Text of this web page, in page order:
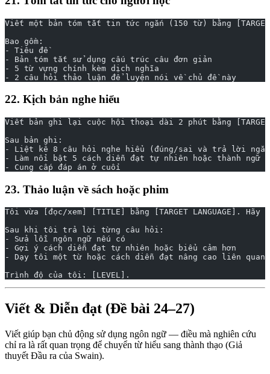
Viết một bản tóm tắt tin tức ngắn (150 từ) bằng
Bao gồm:
- Tiêu đề
- Bản tóm tắt sử dụng cấu trúc câu đơn giản
- 5 từ vựng chính kèm dịch nghĩa
- 2 câu hỏi thảo luận để luyện nói về chủ đề này
22. Kịch bản nghe hiểu
Viết bản ghi lại cuộc hội thoại dài 2 phút bằng [TARGET
Sau bản ghi:
- Liệt kê 8 câu hỏi nghe hiểu (đúng/sai và trả lời
- Làm nổi bật 5 cách diễn đạt tự nhiên hoặc thành ngữ
- Cung cấp đáp án ở cuối
23. Thảo luận về sách hoặc phim
Tôi vừa [đọc/xem] [TITLE] bằng [TARGET LANGUAGE].
Sau khi tôi trả lời từng câu hỏi:
- Sửa lỗi ngôn ngữ nếu có
- Gợi ý cách diễn đạt tự nhiên hoặc biểu cảm hơn
- Dạy tôi một từ hoặc cách diễn đạt nâng cao liên quan
Trình độ của tôi: [LEVEL].
Viết & Diễn đạt (Đề bài 24–27)
Viết giúp bạn chủ động sử dụng ngôn ngữ — điều mà nghiên cứu
chỉ ra là rất quan trọng để chuyển từ hiểu sang thành thạo (Giả
thuyết Đầu ra của Swain).